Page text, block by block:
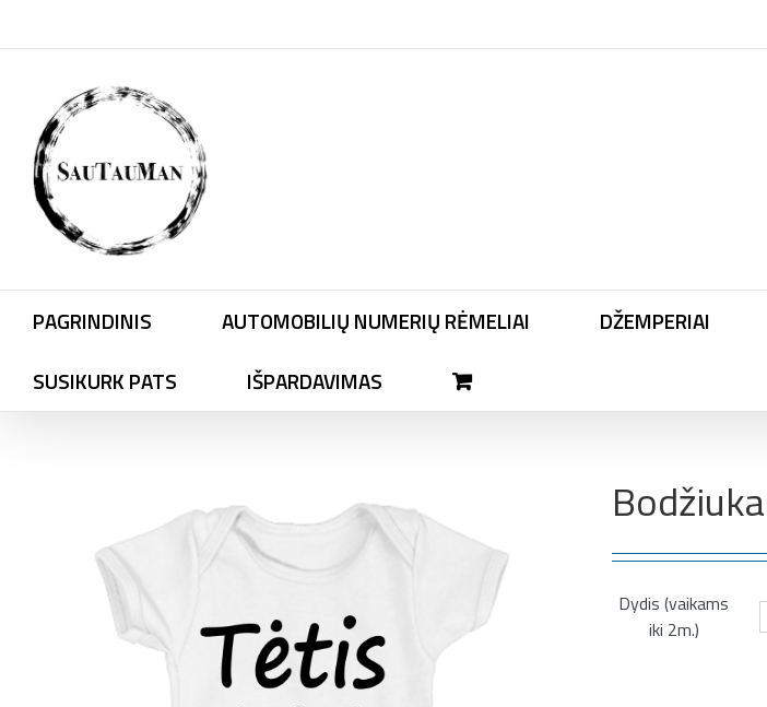
to
PAGRINDINIS AUTOMOBILIŲ NUMERIŲ RĖMELIAI DŽEMPERIAI
SUSIKURK PATS
IŠPARDAVIMAS
Dydis (vaikams
iki 2m.)